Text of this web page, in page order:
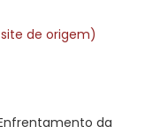
site de origem)
da